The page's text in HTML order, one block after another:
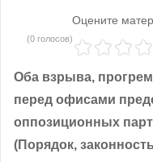
Оцените
(0 голосов)
Оба взрыва,
перед офисами
оппозиционных
(Порядок,